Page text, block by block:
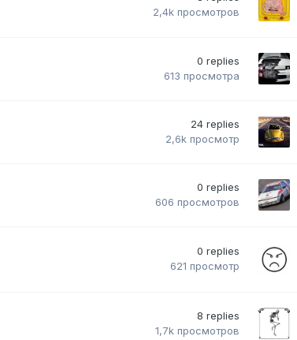
2,4k просмотров
0 replies
613 просмотра
24 replies
2,6k просмотр
0 replies
606 просмотров
0 replies
621 просмотр
8 replies
1,7k просмотров